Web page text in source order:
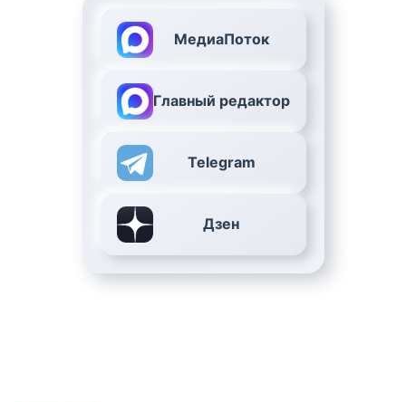
МедиаПоток
Главный редактор
Telegram
Дзен